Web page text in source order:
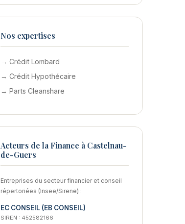
Nos expertises
→ Crédit Lombard
→ Crédit Hypothécaire
→ Parts Cleanshare
Acteurs de la Finance à Castelnau-
de-Guers
Entreprises du secteur financier et conseil
répertoriées (Insee/Sirene) :
EC CONSEIL (EB CONSEIL)
SIREN : 452582166